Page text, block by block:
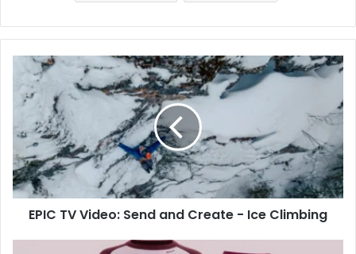
EPIC
Video:
and
Create
-
Ice
Climbing
EPIC TV Video: Send and Create - Ice Climbing
Produktvorstellung